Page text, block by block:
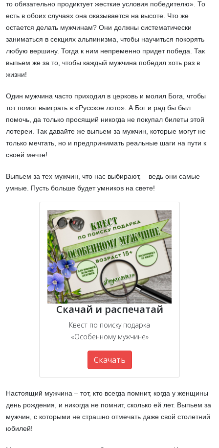
то обязательно продиктует жесткие условия победителю». То
есть в обоих случаях она оказывается на высоте. Что же
остается делать мужчинам? Они должны систематически
заниматься в секциях альпинизма, чтобы научиться покорять
любую вершину. Тогда к ним непременно придет победа. Так
выпьем же за то, чтобы каждый мужчина победил хоть раз в
жизни!
Один мужчина часто приходил в церковь и молил Бога, чтобы
тот помог выиграть в «Русское лото». А Бог и рад бы был
помочь, да только просящий никогда не покупал билеты этой
лотереи. Так давайте же выпьем за мужчин, которые могут не
только мечтать, но и предпринимать реальные шаги на пути к
своей мечте!
Выпьем за тех мужчин, что нас выбирают, – ведь они самые
умные. Пусть больше будет умников на свете!
Скачай и распечатай
Квест по поиску подарка
«Особенному мужчине»
Скачать
Настоящий мужчина – тот, кто всегда помнит, когда у женщины
день рождения, и никогда не помнит, сколько ей лет. Выпьем за
мужчин, с которыми не страшно отмечать даже свой столетний
юбилей!